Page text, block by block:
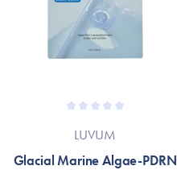
LUVUM
Glacial Marine Algae-PDRN